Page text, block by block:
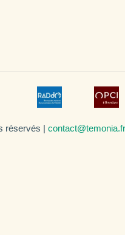
réservés | contact@temonia.fr